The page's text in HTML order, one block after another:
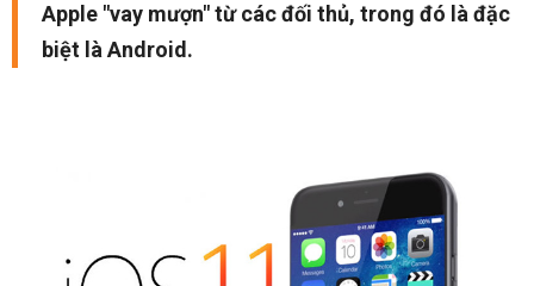
Apple "vay mượn" từ các đối thủ, trong đó là đặc
biệt là Android.